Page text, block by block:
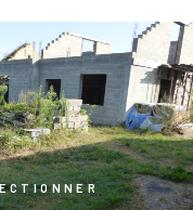
VOIR LE BIEN